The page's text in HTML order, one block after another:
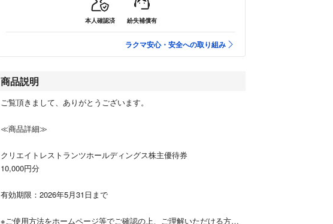
本人確認済 紛失補償有
ラクマ安心・安全への取り組み
商品説明
ご覧頂きまして、ありがとうございます。
≪商品詳細≫
クリエイトレストランツホールディングス株主優待券
10,000円分
有効期限：2026年5月31日まで
※ご使用方法をホームページ等でご確認の上、ご理解いただける方の